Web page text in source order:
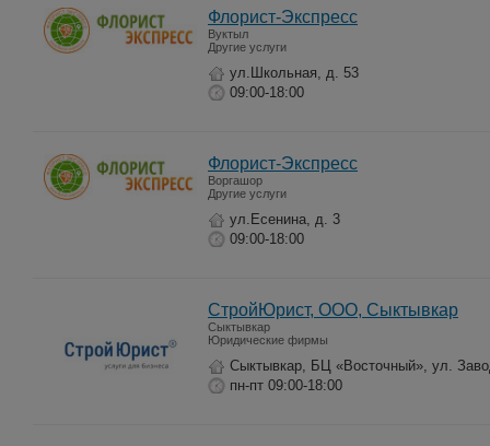
Флорист-Экспресс
Вуктыл
Другие услуги
ул.Школьная, д. 53
09:00-18:00
Флорист-Экспресс
Воргашор
Другие услуги
ул.Есенина, д. 3
09:00-18:00
СтройЮрист, ООО, Сыктывкар
Сыктывкар
Юридические фирмы
Сыктывкар, БЦ «Восточный», ул.
пн-пт 09:00-18:00